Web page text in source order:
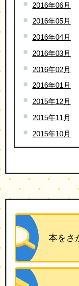
本をさ
2016年06月
2016年05月
2016年04月
2016年03月
2016年02月
2016年01月
2015年12月
2015年11月
2015年10月